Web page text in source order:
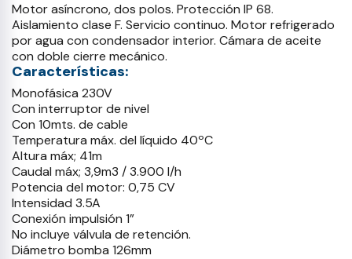
Motor asíncrono, dos polos. Protección IP 68.
Aislamiento clase F. Servicio continuo. Motor refrigerado
por agua con condensador interior. Cámara de aceite
con doble cierre mecánico.
Características:
Monofásica 230V
Con interruptor de nivel
Con 10mts. de cable
Temperatura máx. del líquido 40ºC
Altura máx; 41m
Caudal máx; 3,9m3 / 3.900 l/h
Potencia del motor: 0,75 CV
Intensidad 3.5A
Conexión impulsión 1”
No incluye válvula de retención.
Diámetro bomba 126mm